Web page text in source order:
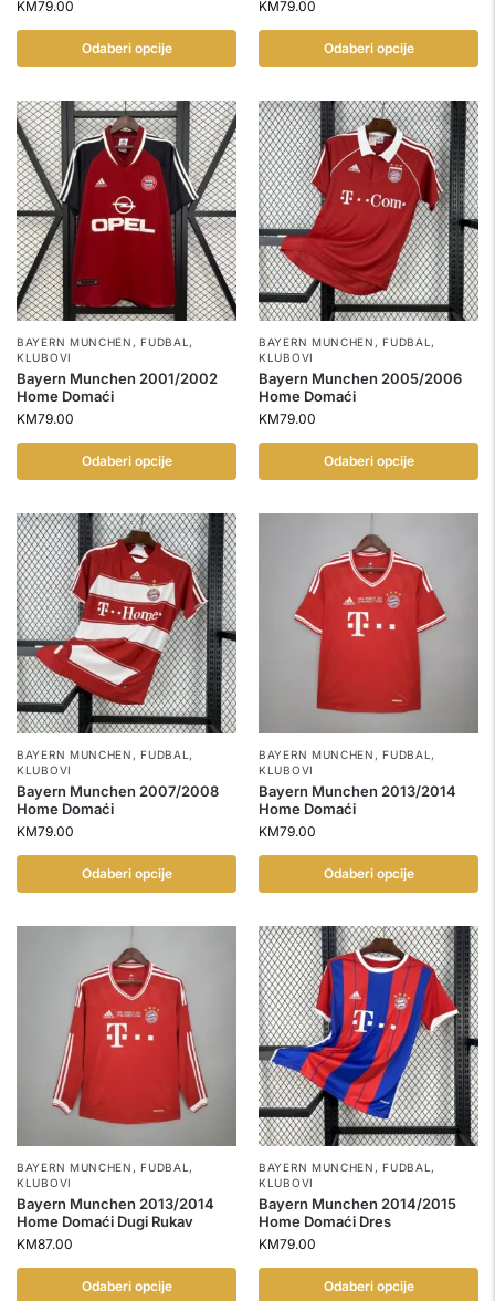
KM79.00
Odaberi opcije
KM79.00
Odaberi opcije
BAYERN MUNCHEN ,FUDBAL ,
KLUBOVI
Bayern Munchen 2001/2002
Home Domaći
KM79.00
Odaberi opcije
BAYERN MUNCHEN ,FUDBAL ,
KLUBOVI
Bayern Munchen 2005/2006
Home Domaći
KM79.00
Odaberi opcije
BAYERN MUNCHEN ,FUDBAL ,
KLUBOVI
Bayern Munchen 2007/2008
Home Domaći
KM79.00
Odaberi opcije
BAYERN MUNCHEN ,FUDBAL ,
KLUBOVI
Bayern Munchen 2013/2014
Home Domaći
KM79.00
Odaberi opcije
BAYERN MUNCHEN ,FUDBAL ,
KLUBOVI
Bayern Munchen 2013/2014
Home Domaći Dugi Rukav
KM87.00
Odaberi opcije
BAYERN MUNCHEN ,FUDBAL ,
KLUBOVI
Bayern Munchen 2014/2015
Home Domaći Dres
KM79.00
Odaberi opcije